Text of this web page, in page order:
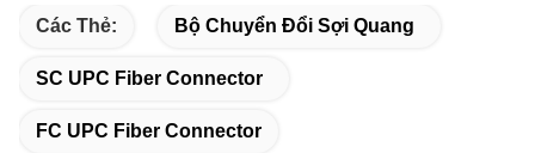
Các Thẻ: Bộ Chuyển Đổi Sợi Quang
SC UPC Fiber Connector
FC UPC Fiber Connector